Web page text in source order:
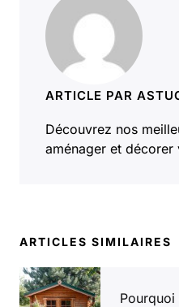
ARTICLE PAR
Découvrez nos
aménager et décorer
ARTICLES SIMILAIRES